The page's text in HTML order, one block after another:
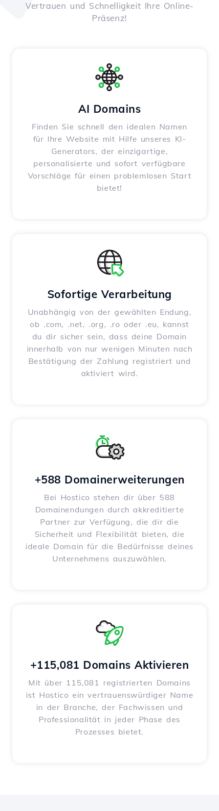
Vertrauen und Schnelligkeit Ihre Online-
Präsenz!
AI Domains
Finden Sie schnell den idealen Namen
für Ihre Website mit Hilfe unseres KI-
Generators, der einzigartige,
personalisierte und sofort verfügbare
Vorschläge für einen problemlosen Start
bietet!
Sofortige Verarbeitung
Unabhängig von der gewählten Endung,
ob .com, .net, .org, .ro oder .eu, kannst
du dir sicher sein, dass deine Domain
innerhalb von nur wenigen Minuten nach
Bestätigung der Zahlung registriert und
aktiviert wird.
+588 Domainerweiterungen
Bei Hostico stehen dir über 588
Domainendungen durch akkreditierte
Partner zur Verfügung, die dir die
Sicherheit und Flexibilität bieten, die
ideale Domain für die Bedürfnisse deines
Unternehmens auszuwählen.
+115,081 Domains Aktivieren
Mit über 115,081 registrierten Domains
ist Hostico ein vertrauenswürdiger Name
in der Branche, der Fachwissen und
Professionalität in jeder Phase des
Prozesses bietet.